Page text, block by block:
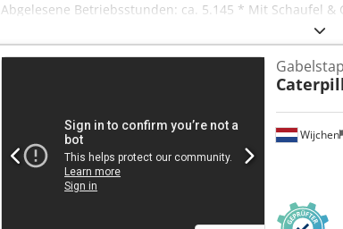
Abgelesene Betriebsstunden: ca. 5.145 * Mit Schaufel
Hydraulischer Schnellwechsler * CE Erklärung &
Anfrage (Whats APP Erik) * Preis: 26.900 Euro, netto +
Chsdpfxszp Ayie Ahdea For more question please call:
Gewähr und Garantie, Irrtümer und Zwischenverkauf
Wijchen